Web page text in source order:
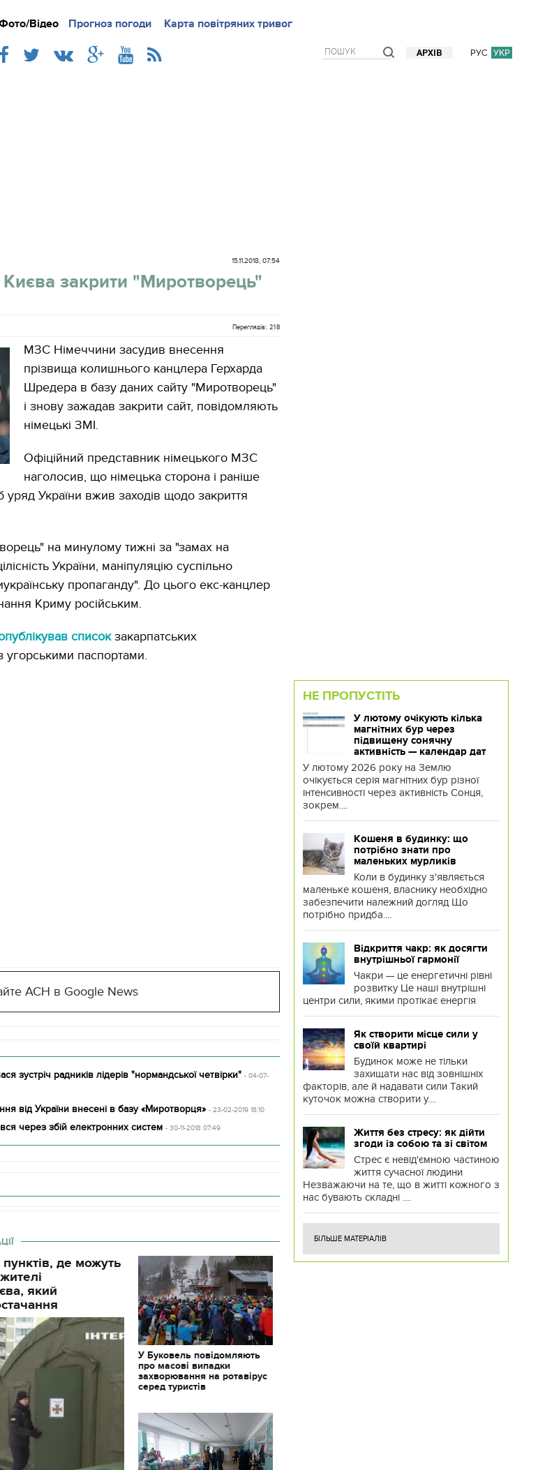
Відео Прогноз погоди Карта повітряних тривог
РУС УКР
АРХІВ
Докладно Новини Iнтерв`ю Блоги
15.11.2018, 07:54
Києва закрити "Миротворець"
Переглядів: 218
МЗС Німеччини засудив внесення
прізвища колишнього канцлера Герхарда
Шредера в базу даних сайту "Миротворець"
і знову зажадав закрити сайт, повідомляють
німецькі ЗМІ.
Офіційний представник німецького МЗС
наголосив, що німецька сторона і раніше
України вжив заходів щодо закриття
на минулому тижні за "замах на
України, маніпуляцію суспільно
пропаганду". До цього екс-канцлер
Криму російським.
списокзакарпатських
угорськими паспортами.
АСН в Google News
зустріч радників лідерів "нормандської четвірки" - 04-07-
від України внесені в базу «Миротворця» - 23-02-2019 18:10
через збій електронних систем - 30-11-2018 07:49
де можуть
який
У Буковель повідомляють
про масові випадки
захворювання на ротавірус
серед туристів
НЕ ПРОПУСТІТЬ
У лютому очікують кілька
магнітних бур через
підвищену сонячну
активність — календар дат
У лютому 2026 року на Землю
очікується серія магнітних бур різної
інтенсивності через активність Сонця,
зокрем....
Кошеня в будинку: що
потрібно знати про
маленьких мурликів
Коли в будинку з'являється
маленьке кошеня, власнику необхідно
забезпечити належний догляд Що
потрібно придба....
Відкриття чакр: як досягти
внутрішньої гармонії
Чакри — це енергетичні рівні
розвитку Це наші внутрішні
центри сили, якими протікає енергія
Як створити місце сили у
своїй квартирі
Будинок може не тільки
захищати нас від зовнішніх
факторів, але й надавати сили Такий
куточок можна створити у....
Життя без стресу: як дійти
згоди із собою та зі світом
Стрес є невід'ємною частиною
життя сучасної людини
Незважаючи на те, що в житті кожного з
нас бувають складні ....
БІЛЬШЕ МАТЕРІАЛІВ